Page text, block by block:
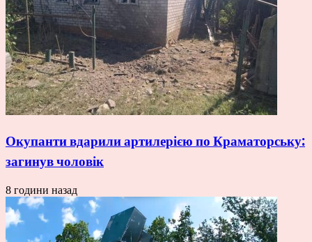
Окупанти вдарили артилерією по Краматорську:
загинув чоловік
8 години назад